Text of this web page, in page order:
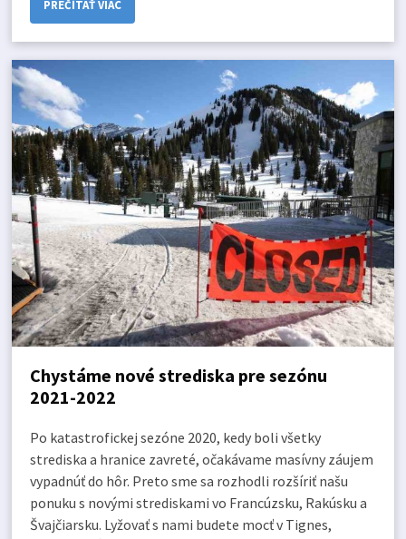
PREČÍTAŤ VIAC
Chystáme nové strediska pre sezónu
2021-2022
Po katastrofickej sezóne 2020, kedy boli všetky
strediska a hranice zavreté, očakávame masívny záujem
vypadnúť do hôr. Preto sme sa rozhodli rozšíriť našu
ponuku s novými strediskami vo Francúzsku, Rakúsku a
Švajčiarsku. Lyžovať s nami budete mocť v Tignes,